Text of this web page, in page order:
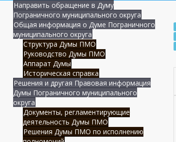
Направить обращение в Думу
Пограничного муниципального округа
Общая информация о Думе Пограничного
муниципального округа
Структура Думы ПМО
Руководство Думы ПМО
Аппарат Думы
Историческая справка
Решения и другая Правовая информация
Думы Пограничного муниципального
округа
Документы, регламентирующие
деятельность Думы ПМО
Решения Думы ПМО по исполнению